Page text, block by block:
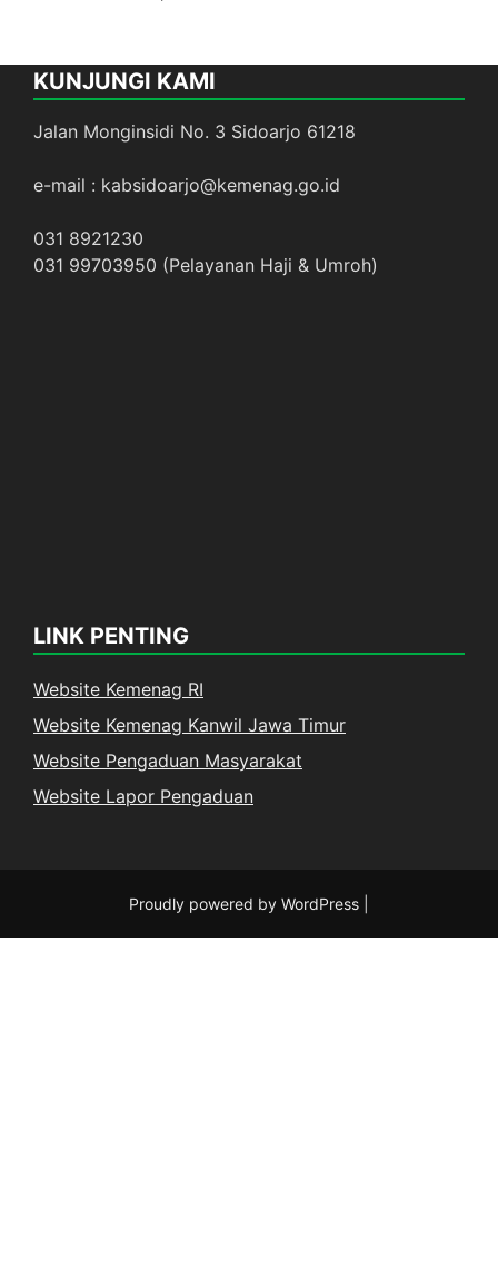
KUNJUNGI KAMI
Jalan Monginsidi No. 3 Sidoarjo 61218
e-mail : kabsidoarjo@kemenag.go.id
031 8921230
031 99703950 (Pelayanan Haji & Umroh)
LINK PENTING
Website Kemenag RI
Website Kemenag Kanwil Jawa Timur
Website Pengaduan Masyarakat
Website Lapor Pengaduan
Proudly powered by WordPress